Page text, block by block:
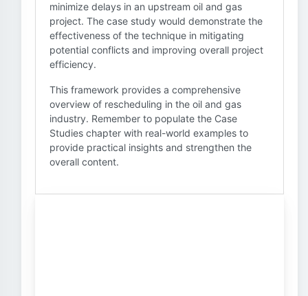
minimize delays in an upstream oil and gas
project. The case study would demonstrate the
effectiveness of the technique in mitigating
potential conflicts and improving overall project
efficiency.
This framework provides a comprehensive
overview of rescheduling in the oil and gas
industry. Remember to populate the Case
Studies chapter with real-world examples to
provide practical insights and strengthen the
overall content.